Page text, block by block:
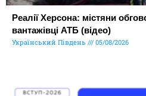
Реалії Херсона: містяни
вантажівці АТБ (відео)
Український Південь 05/08/2026